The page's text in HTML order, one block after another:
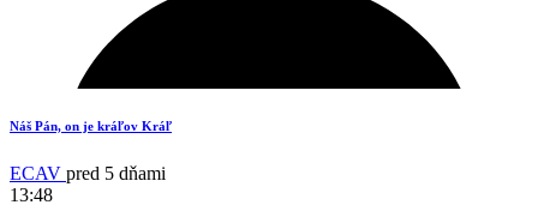
18
Náš Pán, on je kráľov Kráľ
ECAV pred 5 dňami
13:48